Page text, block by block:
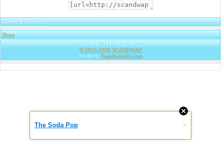
Banner & Partners
Share|
Today: 673 | Total: 294632
© 2012-2026 SCANDWAP
Support: Yogafusionfit.com
The Soda Pop »